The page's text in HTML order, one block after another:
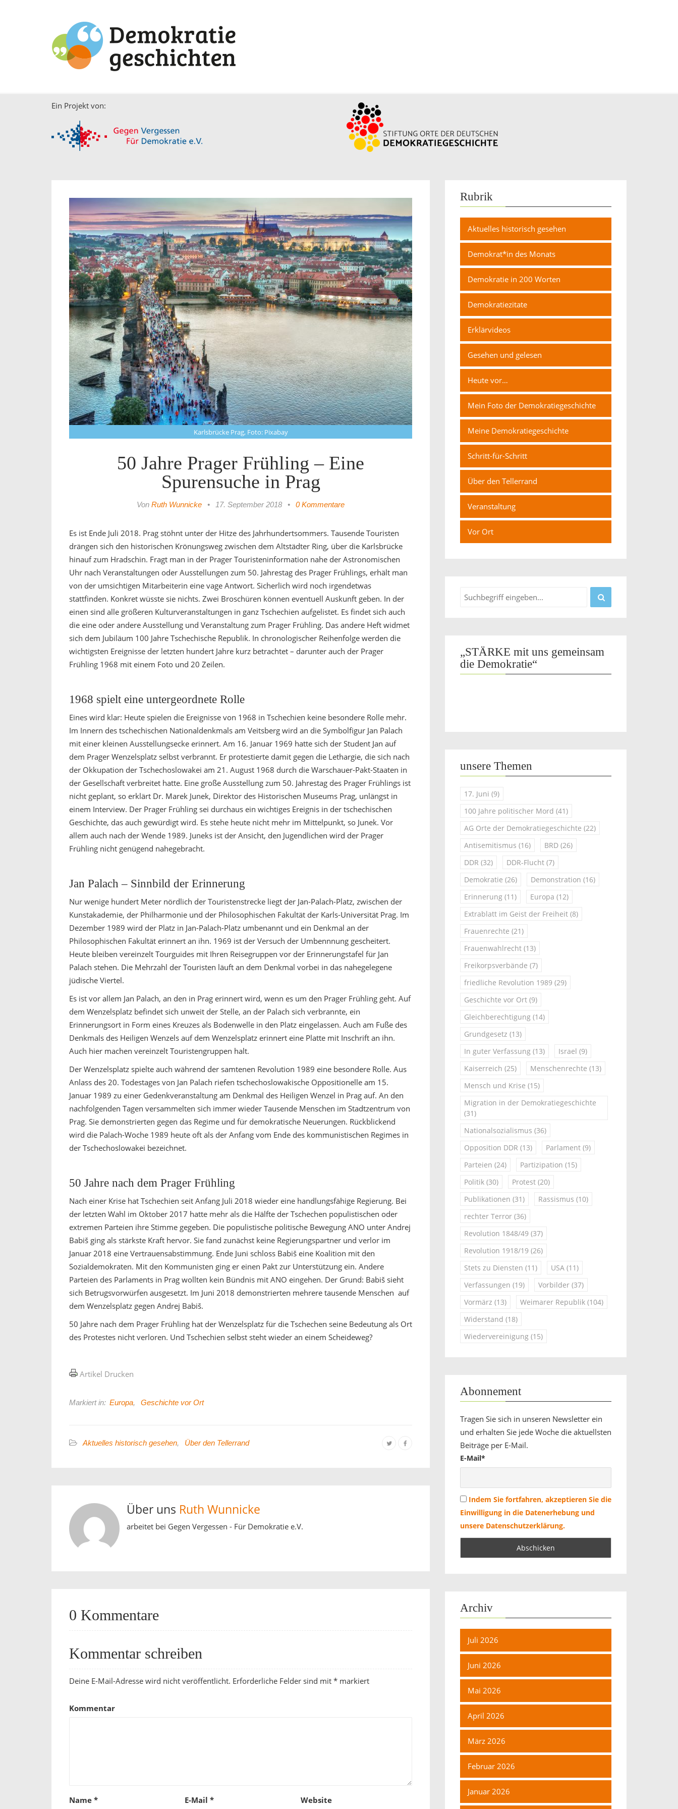
Ein Projekt von:
Karlsbrücke Prag, Foto: Pixabay
50 Jahre Prager Frühling – Eine
Spurensuche in Prag
Von Ruth Wunnicke • 17. September 2018 • 0 Kommentare
Es ist Ende Juli 2018. Prag stöhnt unter der Hitze des Jahrhundertsommers. Tausende Touristen
drängen sich den historischen Krönungsweg zwischen dem Altstädter Ring, über die Karlsbrücke
hinauf zum Hradschin. Fragt man in der Prager Touristeninformation nahe der Astronomischen
Uhr nach Veranstaltungen oder Ausstellungen zum 50. Jahrestag des Prager Frühlings, erhält man
von der umsichtigen Mitarbeiterin eine vage Antwort. Sicherlich wird noch irgendetwas
stattfinden. Konkret wüsste sie nichts. Zwei Broschüren können eventuell Auskunft geben. In der
einen sind alle größeren Kulturveranstaltungen in ganz Tschechien aufgelistet. Es findet sich auch
die eine oder andere Ausstellung und Veranstaltung zum Prager Frühling. Das andere Heft widmet
sich dem Jubiläum 100 Jahre Tschechische Republik. In chronologischer Reihenfolge werden die
wichtigsten Ereignisse der letzten hundert Jahre kurz betrachtet – darunter auch der Prager
Frühling 1968 mit einem Foto und 20 Zeilen.
1968 spielt eine untergeordnete Rolle
Eines wird klar: Heute spielen die Ereignisse von 1968 in Tschechien keine besondere Rolle mehr.
Im Innern des tschechischen Nationaldenkmals am Veitsberg wird an die Symbolfigur Jan Palach
mit einer kleinen Ausstellungsecke erinnert. Am 16. Januar 1969 hatte sich der Student Jan auf
dem Prager Wenzelsplatz selbst verbrannt. Er protestierte damit gegen die Lethargie, die sich nach
der Okkupation der Tschechoslowakei am 21. August 1968 durch die Warschauer-Pakt-Staaten in
der Gesellschaft verbreitet hatte. Eine große Ausstellung zum 50. Jahrestag des Prager Frühlings ist
nicht geplant, so erklärt Dr. Marek Junek, Direktor des Historischen Museums Prag, unlängst in
einem Interview. Der Prager Frühling sei durchaus ein wichtiges Ereignis in der tschechischen
Geschichte, das auch gewürdigt wird. Es stehe heute nicht mehr im Mittelpunkt, so Junek. Vor
allem auch nach der Wende 1989. Juneks ist der Ansicht, den Jugendlichen wird der Prager
Frühling nicht genügend nahegebracht.
Jan Palach – Sinnbild der Erinnerung
Nur wenige hundert Meter nördlich der Touristenstrecke liegt der Jan-Palach-Platz, zwischen der
Kunstakademie, der Philharmonie und der Philosophischen Fakultät der Karls-Universität Prag. Im
Dezember 1989 wird der Platz in Jan-Palach-Platz umbenannt und ein Denkmal an der
Philosophischen Fakultät erinnert an ihn. 1969 ist der Versuch der Umbennnung gescheitert.
Heute bleiben vereinzelt Tourguides mit Ihren Reisegruppen vor der Erinnerungstafel für Jan
Palach stehen. Die Mehrzahl der Touristen läuft an dem Denkmal vorbei in das nahegelegene
jüdische Viertel.
Es ist vor allem Jan Palach, an den in Prag erinnert wird, wenn es um den Prager Frühling geht. Auf
dem Wenzelsplatz befindet sich unweit der Stelle, an der Palach sich verbrannte, ein
Erinnerungsort in Form eines Kreuzes als Bodenwelle in den Platz eingelassen. Auch am Fuße des
Denkmals des Heiligen Wenzels auf dem Wenzelsplatz erinnert eine Platte mit Inschrift an ihn.
Auch hier machen vereinzelt Touristengruppen halt.
Der Wenzelsplatz spielte auch während der samtenen Revolution 1989 eine besondere Rolle. Aus
Anlass des 20. Todestages von Jan Palach riefen tschechoslowakische Oppositionelle am 15.
Januar 1989 zu einer Gedenkveranstaltung am Denkmal des Heiligen Wenzel in Prag auf. An den
nachfolgenden Tagen versammelten sich immer wieder Tausende Menschen im Stadtzentrum von
Prag. Sie demonstrierten gegen das Regime und für demokratische Neuerungen. Rückblickend
wird die Palach-Woche 1989 heute oft als der Anfang vom Ende des kommunistischen Regimes in
der Tschechoslowakei bezeichnet.
50 Jahre nach dem Prager Frühling
Nach einer Krise hat Tschechien seit Anfang Juli 2018 wieder eine handlungsfähige Regierung. Bei
der letzten Wahl im Oktober 2017 hatte mehr als die Hälfte der Tschechen populistischen oder
extremen Parteien ihre Stimme gegeben. Die populistische politische Bewegung ANO unter Andrej
Babiš ging als stärkste Kraft hervor. Sie fand zunächst keine Regierungspartner und verlor im
Januar 2018 eine Vertrauensabstimmung. Ende Juni schloss Babiš eine Koalition mit den
Sozialdemokraten. Mit den Kommunisten ging er einen Pakt zur Unterstützung ein. Andere
Parteien des Parlaments in Prag wollten kein Bündnis mit ANO eingehen. Der Grund: Babiš sieht
sich Betrugsvorwürfen ausgesetzt. Im Juni 2018 demonstrierten mehrere tausende Menschen auf
dem Wenzelsplatz gegen Andrej Babiš.
50 Jahre nach dem Prager Frühling hat der Wenzelsplatz für die Tschechen seine Bedeutung als Ort
des Protestes nicht verloren. Und Tschechien selbst steht wieder an einem Scheideweg?
Artikel Drucken
Markiert in: Europa, Geschichte vor Ort
Aktuelles historisch gesehen, Über den Tellerrand
Über uns Ruth Wunnicke
arbeitet bei Gegen Vergessen - Für Demokratie e.V.
0 Kommentare
Kommentar schreiben
Deine E-Mail-Adresse wird nicht veröffentlicht. Erforderliche Felder sind mit * markiert
Kommentar
Name * E-Mail* Website
Rubrik
Aktuelles historisch gesehen
Demokrat*in des Monats
Demokratie in 200 Worten
Demokratiezitate
Erklärvideos
Gesehen und gelesen
Heute vor…
Mein Foto der Demokratiegeschichte
Meine Demokratiegeschichte
Schritt-für-Schritt
Über den Tellerrand
Veranstaltung
Vor Ort
„STÄRKE mit uns gemeinsam
die Demokratie“
unsere Themen
17. Juni (9)
100 Jahre politischer Mord (41)
AG Orte der Demokratiegeschichte (22)
Antisemitismus (16) BRD (26)
DDR (32) DDR-Flucht (7)
Demokratie (26) Demonstration (16)
Erinnerung (11) Europa (12)
Extrablatt im Geist der Freiheit (8)
Frauenrechte (21)
Frauenwahlrecht (13)
Freikorpsverbände (7)
friedliche Revolution 1989 (29)
Geschichte vor Ort (9)
Gleichberechtigung (14)
Grundgesetz (13)
In guter Verfassung (13) Israel (9)
Kaiserreich (25) Menschenrechte (13)
Mensch und Krise (15)
Migration in der Demokratiegeschichte
(31)
Nationalsozialismus (36)
Opposition DDR (13) Parlament (9)
Parteien (24) Partizipation (15)
Politik (30) Protest (20)
Publikationen (31) Rassismus (10)
rechter Terror (36)
Revolution 1848/49 (37)
Revolution 1918/19 (26)
Stets zu Diensten (11) USA (11)
Verfassungen (19) Vorbilder (37)
Vormärz (13) Weimarer Republik (104)
Widerstand (18)
Wiedervereinigung (15)
Abonnement
Tragen Sie sich in unseren Newsletter ein
und erhalten Sie jede Woche die aktuellsten
Beiträge per E-Mail.
E-Mail*
Indem Sie fortfahren, akzeptieren Sie die
Einwilligung in die Datenerhebung und
unsere Datenschutzerklärung.
Archiv
Juli 2026
Juni 2026
Mai 2026
April 2026
März 2026
Februar 2026
Januar 2026